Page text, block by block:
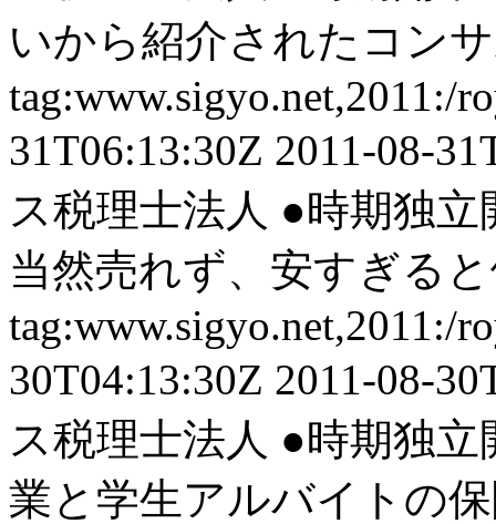
いから紹介されたコン
tag:www.sigyo.net,2011:/
31T06:13:30Z 2011-08-
ス税理士法人 ●時期独立
当然売れず、安すぎる
tag:www.sigyo.net,2011:/
30T04:13:30Z 2011-08-
ス税理士法人 ●時期独立
業と学生アルバイトの